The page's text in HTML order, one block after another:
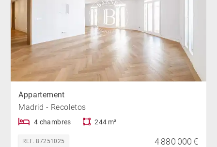
Appartement
Madrid - Recoletos
4 chambres 244 m²
REF. 87251025 4 880 000 €